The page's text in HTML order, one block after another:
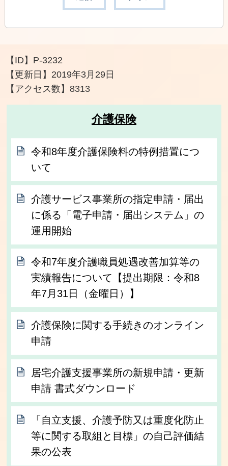
【ID】 P-3232
【更新日】 2019年3月29日
【アクセス数】8313
介護保険
令和8年度介護保険料の特例措置につ
いて
介護サービス事業所の指定申請・届出
に係る「電子申請・届出システム」の
運用開始
令和7年度介護職員処遇改善加算等の
実績報告について【提出期限：令和8
年7月31日（金曜日）】
介護保険に関する手続きのオンライン
申請
居宅介護支援事業所の新規申請・更新
申請 書式ダウンロード
「自立支援、介護予防又は重度化防止
等に関する取組と目標」の自己評価結
果の公表